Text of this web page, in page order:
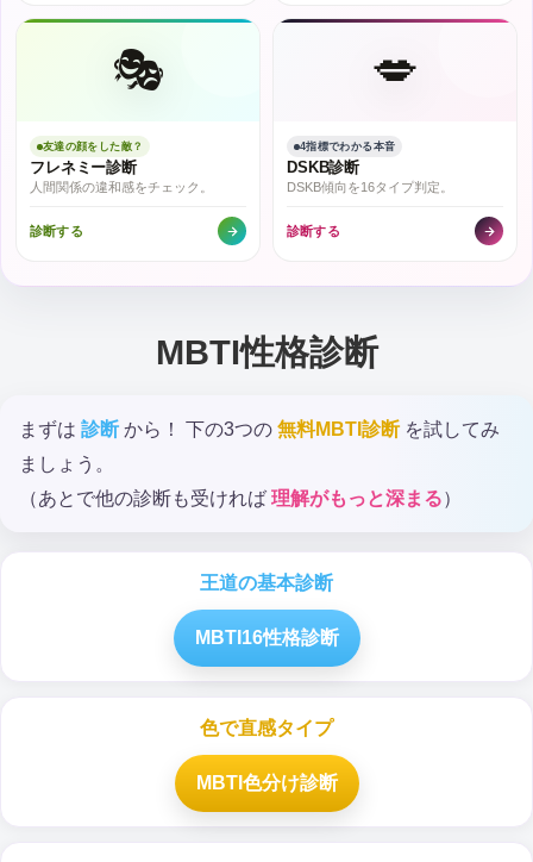
🎭
友達の顔をした敵？
フレネミー診断
人間関係の違和感をチェック。
診断する
💋
4指標でわかる本音
DSKB診断
DSKB傾向を16タイプ判定。
診断する
MBTI性格診断
まずは 診断 から！ 下の3つの 無料MBTI診断を試してみ
ましょう。
（あとで他の診断も受ければ 理解がもっと深まる）
王道の基本診断
MBTI16性格診断
色で直感タイプ
MBTI色分け診断